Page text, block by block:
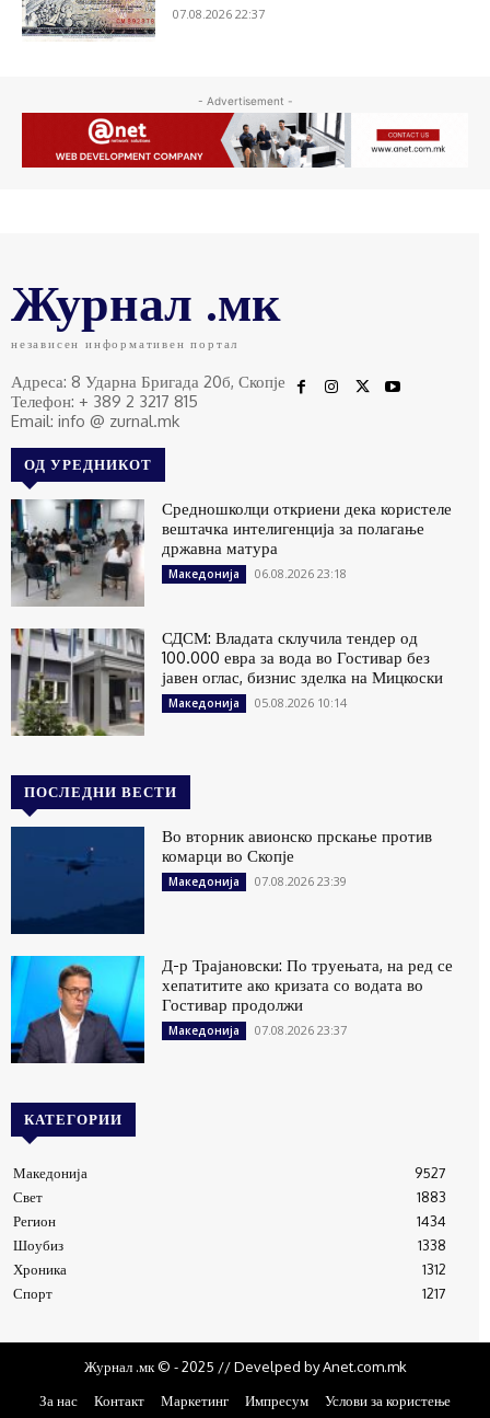
07.08.2026 22:37
- Advertisement -
Журнал .мк
независен информативен портал
Адреса: 8 Ударна Бригада 20б, Скопје
Телефон: + 389 2 3217 815
Email: info @ zurnal.mk
ОД УРЕДНИКОТ
Средношколци откриени дека користеле
вештачка интелигенција за полагање
државна матура
Македонија 06.08.2026 23:18
СДСМ: Владата склучила тендер од
100.000 евра за вода во Гостивар без
јавен оглас, бизнис зделка на Мицкоски
Македонија 05.08.2026 10:14
ПОСЛЕДНИ ВЕСТИ
Во вторник авионско прскање против
комарци во Скопје
Македонија 07.08.2026 23:39
Д-р Трајановски: По труењата, на ред се
хепатитите ако кризата со водата во
Гостивар продолжи
Македонија 07.08.2026 23:37
КАТЕГОРИИ
Македонија
9527
Свет
1883
Регион
1434
Шоубиз
1338
Хроника
1312
Спорт
1217
Журнал .мк © - 2025 // Develped by Anet.com.mk
За нас
Контакт Маркетинг Импресум Услови за користење